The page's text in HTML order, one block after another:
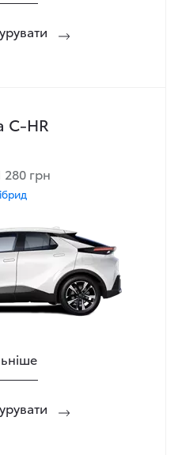
C-HR
280 грн